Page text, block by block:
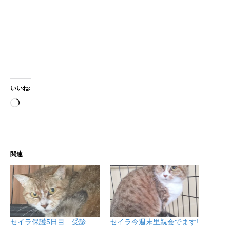
いいね:
読
関連
セイラ保護5日目 受診
セイラ今週末里親会でます!